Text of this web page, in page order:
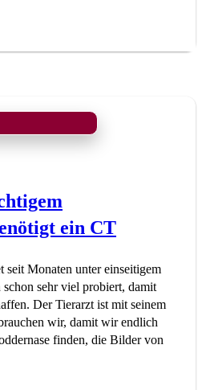
ein CT
seit Monaten unter einseitigem
sehr viel probiert, damit
Der Tierarzt ist mit seinem
wir, damit wir endlich
finden, die Bilder von